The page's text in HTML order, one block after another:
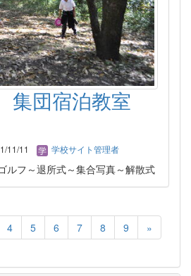
団宿泊教室
11/11 学校サイト管理者
ルフ～退所式～集合写真～解散式
4 5 6 7 8 9 »